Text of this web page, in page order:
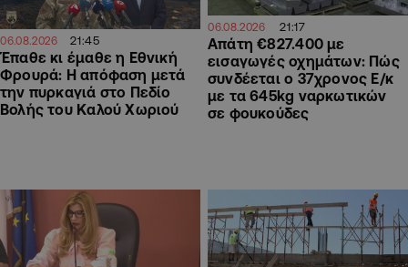
06.08.2026 21:45
Έπαθε κι έμαθε η Εθνική
Φρουρά: Η απόφαση μετά
την πυρκαγιά στο Πεδίο
Βολής του Καλού Χωριού
06.08.2026 21:17
Απάτη €827.400 με
εισαγωγές οχημάτων: Πώς
συνδέεται ο 37χρονος Ε/κ
με τα 645kg ναρκωτικών
σε φουκούδες